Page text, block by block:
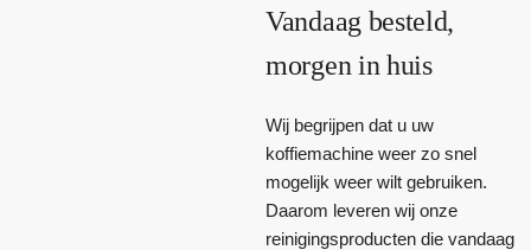
Vandaag besteld,
morgen in huis
Wij begrijpen dat u uw
koffiemachine weer zo snel
mogelijk weer wilt gebruiken.
Daarom leveren wij onze
reinigingsproducten die vandaag